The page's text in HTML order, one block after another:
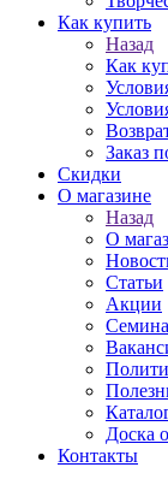
Как купить
Назад
Как
Заказ
Скидки
О магазине
Назад
О
Статьи
Акции
Доска
Контакты